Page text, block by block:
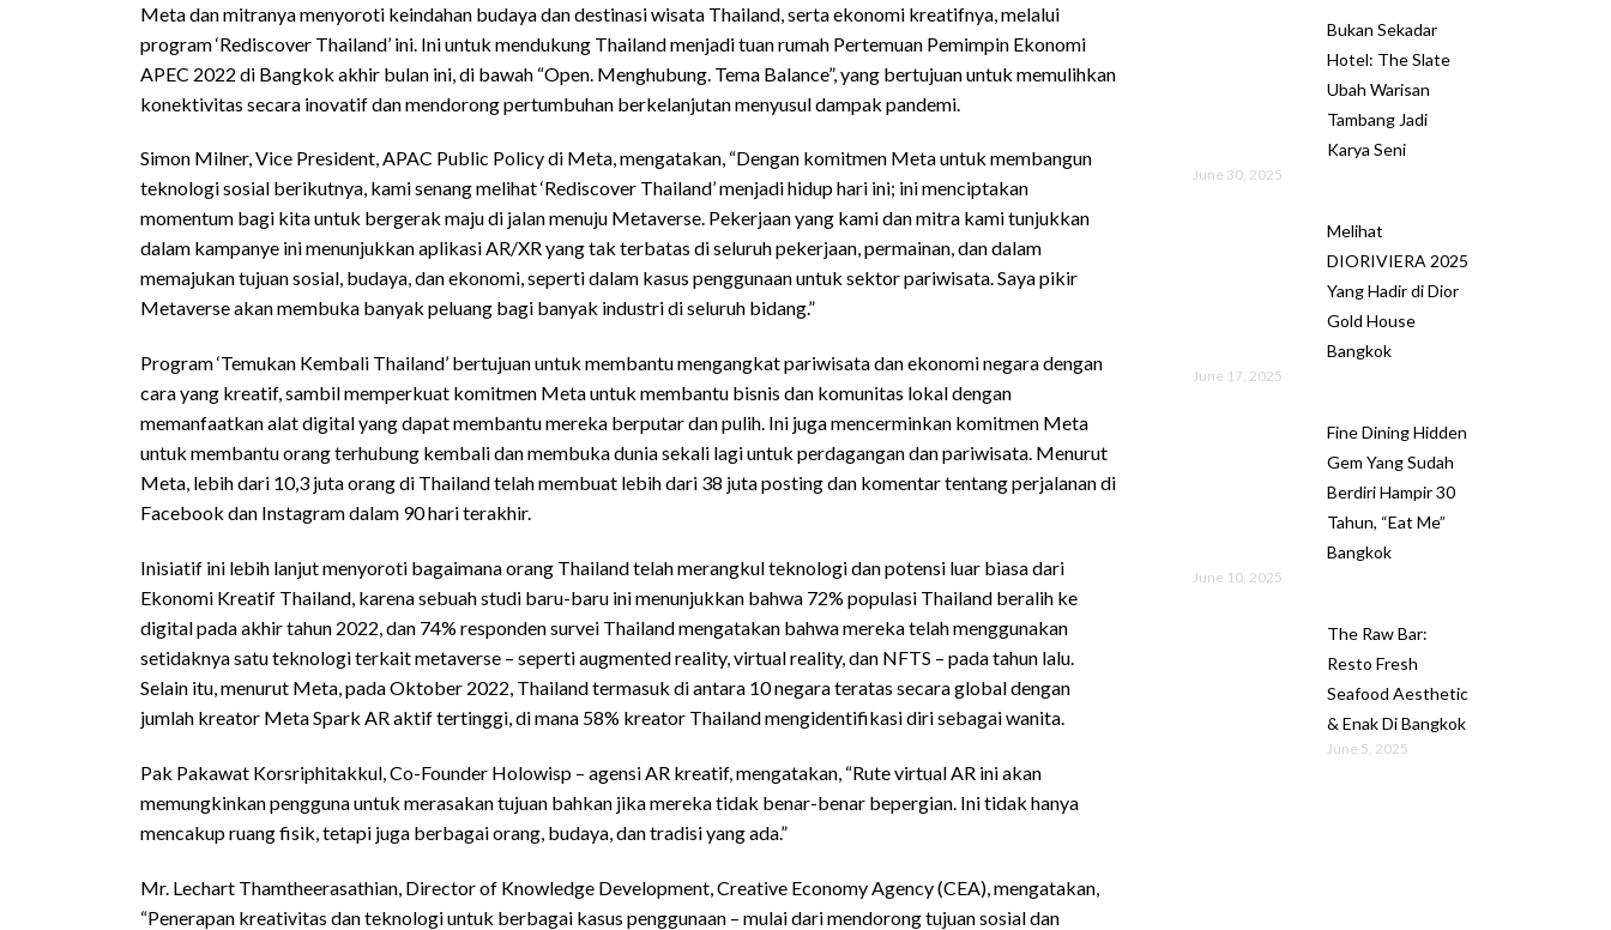
Meta dan mitranya menyoroti keindahan budaya dan destinasi wisata Thailand, serta ekonomi kreatifnya, melalui
program ‘Rediscover Thailand’ ini. Ini untuk mendukung Thailand menjadi tuan rumah Pertemuan Pemimpin Ekonomi
APEC 2022 di Bangkok akhir bulan ini, di bawah “Open. Menghubung. Tema Balance”, yang bertujuan untuk memulihkan
konektivitas secara inovatif dan mendorong pertumbuhan berkelanjutan menyusul dampak pandemi.
Simon Milner, Vice President, APAC Public Policy di Meta, mengatakan, “Dengan komitmen Meta untuk membangun
teknologi sosial berikutnya, kami senang melihat ‘Rediscover Thailand’ menjadi hidup hari ini; ini menciptakan
momentum bagi kita untuk bergerak maju di jalan menuju Metaverse. Pekerjaan yang kami dan mitra kami tunjukkan
dalam kampanye ini menunjukkan aplikasi AR/XR yang tak terbatas di seluruh pekerjaan, permainan, dan dalam
memajukan tujuan sosial, budaya, dan ekonomi, seperti dalam kasus penggunaan untuk sektor pariwisata. Saya pikir
Metaverse akan membuka banyak peluang bagi banyak industri di seluruh bidang.”
Program ‘Temukan Kembali Thailand’ bertujuan untuk membantu mengangkat pariwisata dan ekonomi negara dengan
cara yang kreatif, sambil memperkuat komitmen Meta untuk membantu bisnis dan komunitas lokal dengan
memanfaatkan alat digital yang dapat membantu mereka berputar dan pulih. Ini juga mencerminkan komitmen Meta
untuk membantu orang terhubung kembali dan membuka dunia sekali lagi untuk perdagangan dan pariwisata. Menurut
Meta, lebih dari 10,3 juta orang di Thailand telah membuat lebih dari 38 juta posting dan komentar tentang perjalanan di
Facebook dan Instagram dalam 90 hari terakhir.
Inisiatif ini lebih lanjut menyoroti bagaimana orang Thailand telah merangkul teknologi dan potensi luar biasa dari
Ekonomi Kreatif Thailand, karena sebuah studi baru-baru ini menunjukkan bahwa 72% populasi Thailand beralih ke
digital pada akhir tahun 2022, dan 74% responden survei Thailand mengatakan bahwa mereka telah menggunakan
setidaknya satu teknologi terkait metaverse – seperti augmented reality, virtual reality, dan NFTS – pada tahun lalu.
Selain itu, menurut Meta, pada Oktober 2022, Thailand termasuk di antara 10 negara teratas secara global dengan
jumlah kreator Meta Spark AR aktif tertinggi, di mana 58% kreator Thailand mengidentifikasi diri sebagai wanita.
Pak Pakawat Korsriphitakkul, Co-Founder Holowisp – agensi AR kreatif, mengatakan, “Rute virtual AR ini akan
memungkinkan pengguna untuk merasakan tujuan bahkan jika mereka tidak benar-benar bepergian. Ini tidak hanya
mencakup ruang fisik, tetapi juga berbagai orang, budaya, dan tradisi yang ada.”
Mr. Lechart Thamtheerasathian, Director of Knowledge Development, Creative Economy Agency (CEA), mengatakan,
“Penerapan kreativitas dan teknologi untuk berbagai kasus penggunaan – mulai dari mendorong tujuan sosial dan
Bukan Sekadar
Hotel: The Slate
Ubah Warisan
Tambang Jadi
Karya Seni
June 30, 2025
Melihat
DIORIVIERA 2025
Yang Hadir di Dior
Gold House
Bangkok
June 17, 2025
Fine Dining Hidden
Gem Yang Sudah
Berdiri Hampir 30
Tahun, “Eat Me”
Bangkok
June 10, 2025
The Raw Bar:
Resto Fresh
Seafood Aesthetic
& Enak Di Bangkok
June 5, 2025